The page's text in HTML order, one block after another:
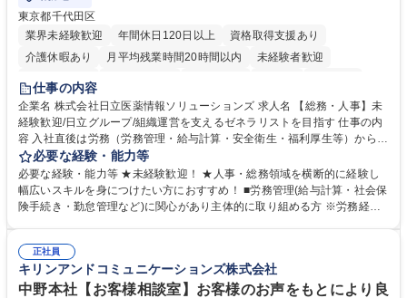
東京都千代田区
業界未経験歓迎
年間休日120日以上
資格取得支援あり
介護休暇あり
月平均残業時間20時間以内
未経験者歓迎
住宅手当あり
育休あり
完全週休2日制 交通費支給 土日祝休み 寮・社宅あり
仕事の内容
企業名 株式会社日立医薬情報ソリューションズ 求人名 【総務・人事】未
経験歓迎/日立グループ/組織運営を支えるゼネラリストを目指す 仕事の内
容 入社直後は労務（労務管理・給与計算・安全衛生・福利厚生等）からお
任せいたします。将来は総務・採用・教育業務へ守備範囲を広げ、組織運
営を支えるゼネラリストをめざせます。 ・初期業務：労働時間管理、給与
計算、社会保険対応、福利厚生管理、安全衛生、健康経営推進等をお任せ
します。ご経験に応じて、休職者管理など、幅広く経験を積んでいただき
幅広く経験を積みたい意欲がある方に最適な環境です。 募集職種 【総
務・人事】未経験歓迎/日立グループ/組織運営を支えるゼネラリストを目
指す
必要な経験・能力等
必要な経験・能力等 ★未経験歓迎！ ★人事・総務領域を横断的に経験し
幅広いスキルを身につけたい方におすすめ！ ■労務管理(給与計算・社会保
険手続き・勤怠管理など)に関心があり主体的に取り組める方 ※労務経験
のご経験 ■労務管理（給与計算・社会保険手続き・勤怠管理など）の経験
■衛生管理者の資格をお持ちの方 学歴・資格 学歴：大学院 大学 高専 短大
専修学校 高校 語学力： 資格：
正社員
キリンアンドコミュニケーションズ株式会社
中野本社【お客様相談室】お客様のお声をもとにより良